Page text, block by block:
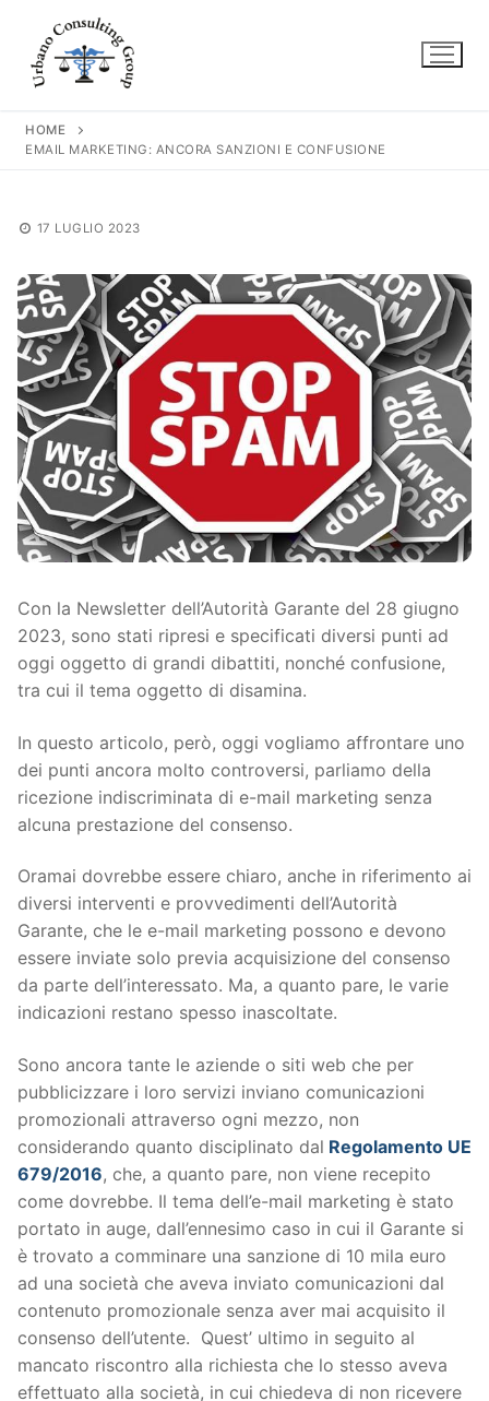
contenuto
HOME
EMAIL MARKETING: ANCORA SANZIONI E CONFUSIONE
17 LUGLIO 2023
Con la Newsletter dell’Autorità Garante del 28 giugno
2023, sono stati ripresi e specificati diversi punti ad
oggi oggetto di grandi dibattiti, nonché confusione,
tra cui il tema oggetto di disamina.
In questo articolo, però, oggi vogliamo affrontare uno
dei punti ancora molto controversi, parliamo della
ricezione indiscriminata di e-mail marketing senza
alcuna prestazione del consenso.
Oramai dovrebbe essere chiaro, anche in riferimento ai
diversi interventi e provvedimenti dell’Autorità
Garante, che le e-mail marketing possono e devono
essere inviate solo previa acquisizione del consenso
da parte dell’interessato. Ma, a quanto pare, le varie
indicazioni restano spesso inascoltate.
Sono ancora tante le aziende o siti web che per
pubblicizzare i loro servizi inviano comunicazioni
promozionali attraverso ogni mezzo, non
considerando quanto disciplinato dal Regolamento UE
679/2016, che, a quanto pare, non viene recepito
come dovrebbe. Il tema dell’e-mail marketing è stato
portato in auge, dall’ennesimo caso in cui il Garante si
è trovato a comminare una sanzione di 10 mila euro
ad una società che aveva inviato comunicazioni dal
contenuto promozionale senza aver mai acquisito il
consenso dell’utente. Quest’ ultimo in seguito al
mancato riscontro alla richiesta che lo stesso aveva
effettuato alla società, in cui chiedeva di non ricevere